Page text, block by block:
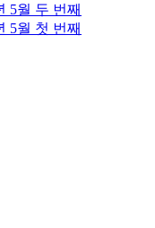
5월 두 번째
5월 첫 번째